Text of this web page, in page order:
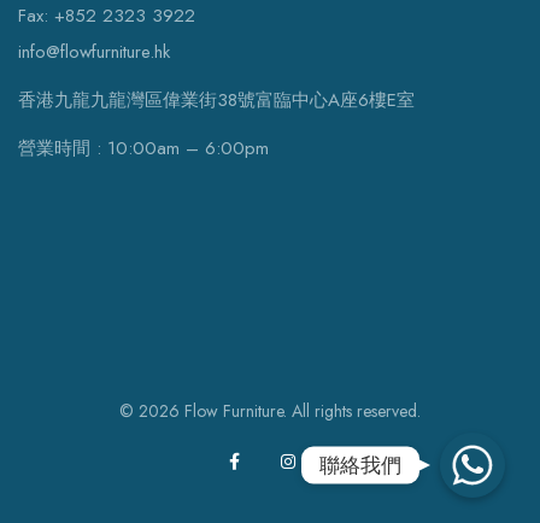
Fax: +852 2323 3922
info@flowfurniture.hk
香港九龍九龍灣區偉業街38號富臨中心A座6樓E室
營業時間 : 10:00am – 6:00pm
© 2026 Flow Furniture. All rights reserved.
聯絡我們